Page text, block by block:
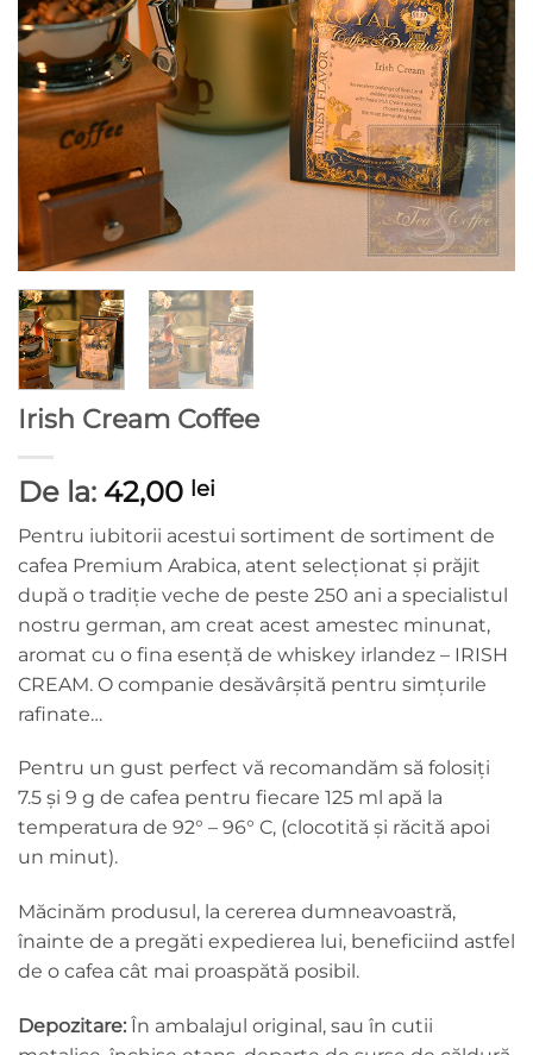
Irish Cream Coffee
De la: 42,00 lei
Pentru iubitorii acestui sortiment de sortiment de
cafea Premium Arabica, atent selecționat și prăjit
după o tradiție veche de peste 250 ani a specialistul
nostru german, am creat acest amestec minunat,
aromat cu o fina esență de whiskey irlandez – IRISH
CREAM. O companie desăvârşită pentru simţurile
rafinate…
Pentru un gust perfect vă recomandăm să folosiți
7.5 și 9 g de cafea pentru fiecare 125 ml apă la
temperatura de 92° – 96° C, (clocotită și răcită apoi
un minut).
Măcinăm produsul, la cererea dumneavoastră,
înainte de a pregăti expedierea lui, beneficiind astfel
de o cafea cât mai proaspătă posibil.
Depozitare: În ambalajul original, sau în cutii